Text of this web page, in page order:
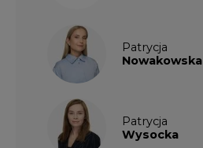
Patrycja
Nowakowska
Patrycja
Wysocka